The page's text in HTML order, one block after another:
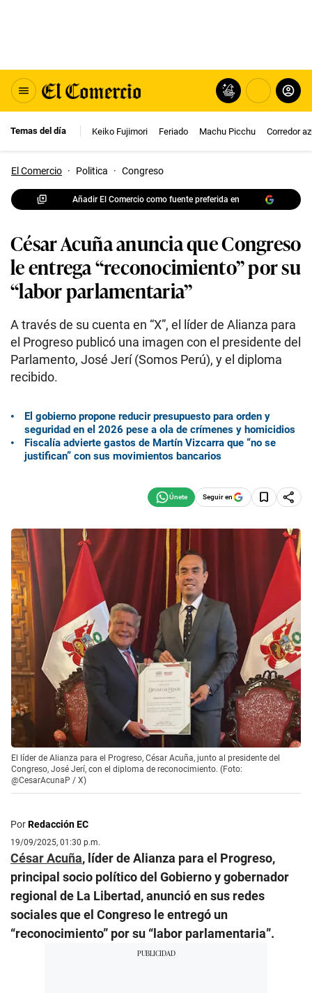
Temas del día Keiko Fujimori Feriado Machu Picchu Corredor
El Comercio · Politica · Congreso
Añadir El Comercio como fuente preferida en
César Acuña anuncia que Congreso
le entrega “reconocimiento” por su
“labor parlamentaria”
A través de su cuenta en “X”, el líder de Alianza para
el Progreso publicó una imagen con el presidente del
Parlamento, José Jerí (Somos Perú), y el diploma
recibido.
El gobierno propone reducir presupuesto para orden y
seguridad en el 2026 pese a ola de crímenes y homicidios
Fiscalía advierte gastos de Martín Vizcarra que “no se
justifican” con sus movimientos bancarios
Seguir en
El líder de Alianza para el Progreso, César Acuña, junto al presidente del
Congreso, José Jerí, con el diploma de reconocimiento. (Foto:
@CesarAcunaP / X)
PorRedacción EC
19/09/2025, 01:30 p.m.
César Acuña, líder de Alianza para el Progreso,
principal socio político del Gobierno y gobernador
regional de La Libertad, anunció en sus redes
sociales que el Congreso le entregó un
“reconocimiento” por su “labor parlamentaria”.